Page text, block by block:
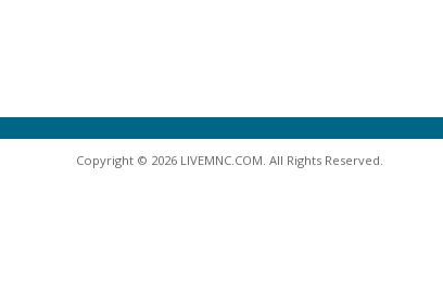
Copyright © 2026 LIVEMNC.COM. All Rights Reserved.